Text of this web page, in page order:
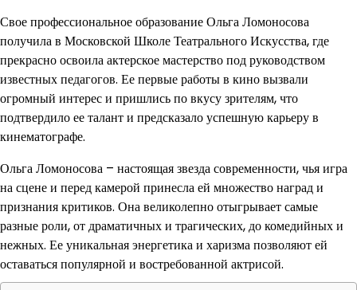
Свое профессиональное образование Ольга Ломоносова
получила в Московской Школе Театрального Искусства, где
прекрасно освоила актерское мастерство под руководством
известных педагогов. Ее первые работы в кино вызвали
огромный интерес и пришлись по вкусу зрителям, что
подтвердило ее талант и предсказало успешную карьеру в
кинематографе.
Ольга Ломоносова – настоящая звезда современности, чья игра
на сцене и перед камерой принесла ей множество наград и
признания критиков. Она великолепно отыгрывает самые
разные роли, от драматичных и трагических, до комедийных и
нежных. Ее уникальная энергетика и харизма позволяют ей
оставаться популярной и востребованной актрисой.